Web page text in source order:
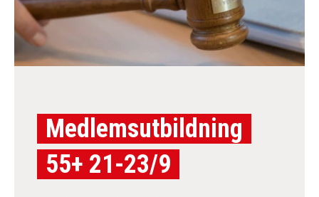
Medlemsutbildning
55+ 21-23/9